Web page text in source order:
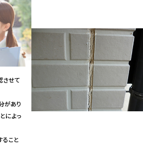
させて
があり
によっ
ること